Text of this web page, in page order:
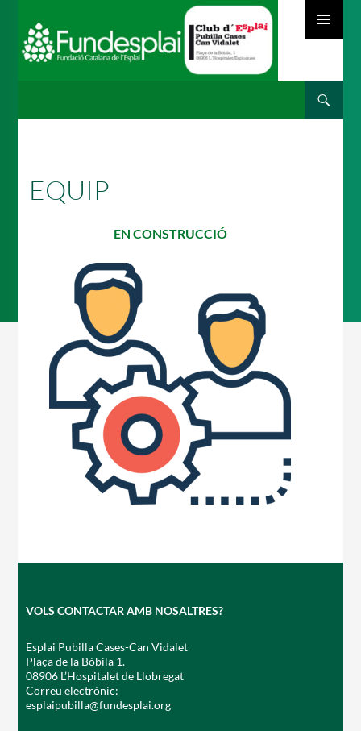
EQUIP
EN CONSTRUCCIÓ
VOLS CONTACTAR AMB NOSALTRES?
Esplai Pubilla Cases-Can Vidalet
Plaça de la Bòbila 1.
08906 L’Hospitalet de Llobregat
Correu electrònic:
esplaipubilla@fundesplai.org
FORMACIÓ
CASES DE COLÒNIES
ACCIÓ SOCIAL I JOVES
ESPLAIS